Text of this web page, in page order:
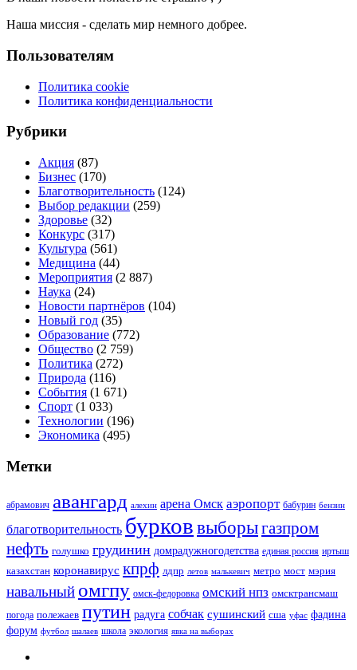
Наша миссия - сделать мир немного добрее.
Пользователям
Политика cookie
Политика конфиденциальности
Рубрики
Акция (87)
Бизнес (170)
Благотворительность (124)
Выбор редакции (259)
Здоровье (32)
Конкурс (317)
Культура (561)
Медицина (44)
Мероприятия (2 887)
Наука (24)
Новости партнёров (104)
Новый год (35)
Образование (772)
Общество (2 759)
Политика (272)
Природа (116)
События (1 671)
Спорт (1 033)
Технологии (196)
Экономика (495)
Метки
абрамович авангард алехин арена Омск аэропорт бабурин бензин
благотворительность бурков выборыгазпром
нефть голушко грудинин домрадужногодетства единая россия иртыш
казахстан коронавирус кпрф лдпр летов малькевич метро мост мэрия
навальный омгпу омск-федоровка омский нпз омсктрансмаш
погода полежаев путин радуга собчак сушинский сша уфас фадина
форум футбол шалаев школа экология явка на выборах